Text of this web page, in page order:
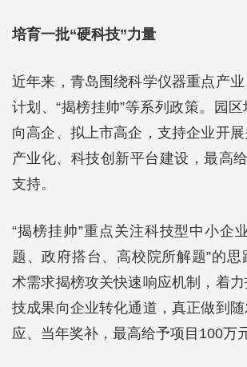
培育一批“硬科技”力量
近年来，青岛围绕科学仪器重点产
计划、“揭榜挂帅”等系列政策。园
向高企、拟上市高企，支持企业开
产业化、科技创新平台建设，最高
支持。
“揭榜挂帅”重点关注科技型中小企
题、政府搭台、高校院所解题”的
术需求揭榜攻关快速响应机制，着
技成果向企业转化通道，真正做到
应、当年奖补，最高给予项目100万